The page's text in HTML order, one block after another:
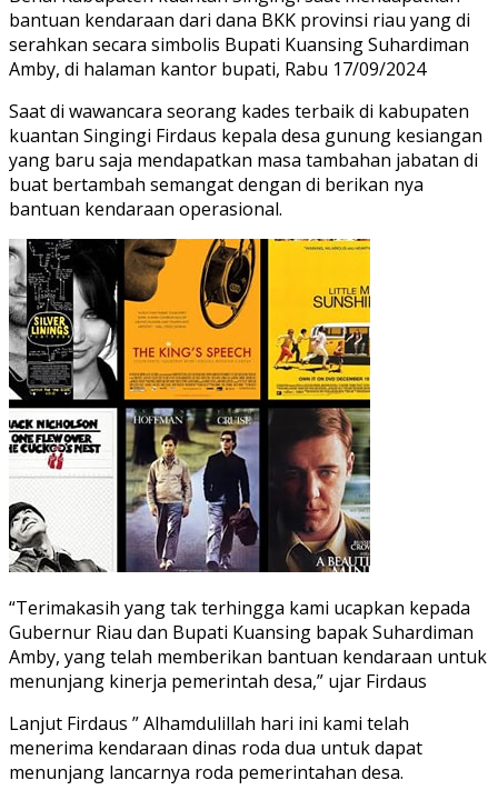
bantuan kendaraan dari dana BKK provinsi riau yang di
serahkan secara simbolis Bupati Kuansing Suhardiman
Amby, di halaman kantor bupati, Rabu 17/09/2024
Saat di wawancara seorang kades terbaik di kabupaten
kuantan Singingi Firdaus kepala desa gunung kesiangan
yang baru saja mendapatkan masa tambahan jabatan di
buat bertambah semangat dengan di berikan nya
bantuan kendaraan operasional.
“Terimakasih yang tak terhingga kami ucapkan kepada
Gubernur Riau dan Bupati Kuansing bapak Suhardiman
Amby, yang telah memberikan bantuan kendaraan untuk
menunjang kinerja pemerintah desa,” ujar Firdaus
Lanjut Firdaus ” Alhamdulillah hari ini kami telah
menerima kendaraan dinas roda dua untuk dapat
menunjang lancarnya roda pemerintahan desa.